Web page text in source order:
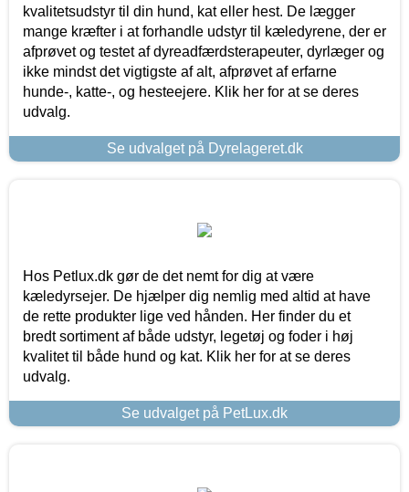
kvalitetsudstyr til din hund, kat eller hest. De lægger
mange kræfter i at forhandle udstyr til kæledyrene, der er
afprøvet og testet af dyreadfærdsterapeuter, dyrlæger og
ikke mindst det vigtigste af alt, afprøvet af erfarne
hunde-, katte-, og hesteejere. Klik her for at se deres
udvalg.
Se udvalget på Dyrelageret.dk
Hos Petlux.dk gør de det nemt for dig at være
kæledyrsejer. De hjælper dig nemlig med altid at have
de rette produkter lige ved hånden. Her finder du et
bredt sortiment af både udstyr, legetøj og foder i høj
kvalitet til både hund og kat. Klik her for at se deres
udvalg.
Se udvalget på PetLux.dk